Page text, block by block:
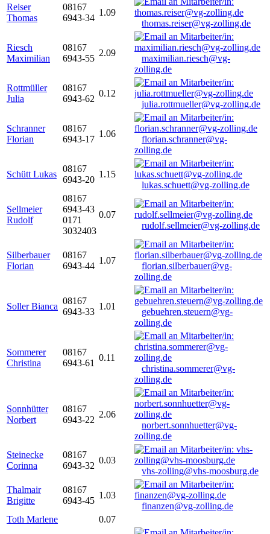
Reiser
Thomas
08167
6943-34
1.09
thomas.reiser@vg-zolling.de
Riesch
Maximilian
08167
6943-55
2.09
maximilian.riesch@vg-
zolling.de
Rottmüller
Julia
08167
6943-62
0.12
julia.rottmueller@vg-zolling.de
Schranner
Florian
08167
6943-17
1.06
florian.schranner@vg-
zolling.de
Schütt Lukas
08167
6943-20
1.15
lukas.schuett@vg-zolling.de
Sellmeier
Rudolf
08167
6943-43
0171
3032403
0.07
rudolf.sellmeier@vg-zolling.de
Silberbauer
Florian
08167
6943-44
1.07
florian.silberbauer@vg-
zolling.de
Soller Bianca
08167
6943-33
1.01
gebuehren.steuern@vg-
zolling.de
Sommerer
Christina
08167
6943-61
0.11
christina.sommerer@vg-
zolling.de
Sonnhütter
Norbert
08167
6943-22
2.06
norbert.sonnhuetter@vg-
zolling.de
Steinecke
Corinna
08167
6943-32
0.03
vhs-zolling@vhs-moosburg.de
Thalmair
Brigitte
08167
6943-45
1.03
finanzen@vg-zolling.de
Toth Marlene
0.07